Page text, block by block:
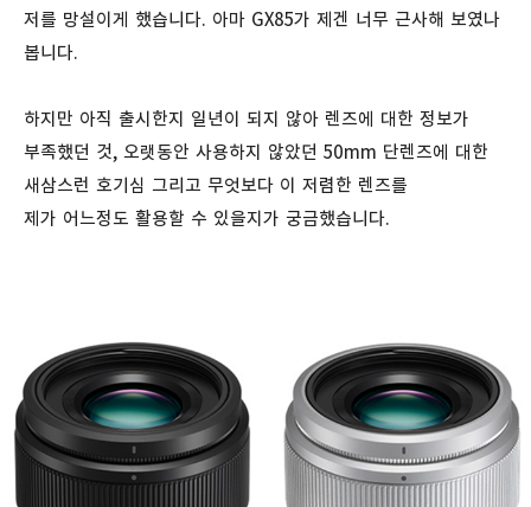
저를 망설이게 했습니다. 아마 GX85가 제겐 너무 근사해 보였나
봅니다.
하지만 아직 출시한지 일년이 되지 않아 렌즈에 대한 정보가
부족했던 것, 오랫동안 사용하지 않았던 50mm 단렌즈에 대한
새삼스런 호기심 그리고 무엇보다 이 저렴한 렌즈를
제가 어느정도 활용할 수 있을지가 궁금했습니다.